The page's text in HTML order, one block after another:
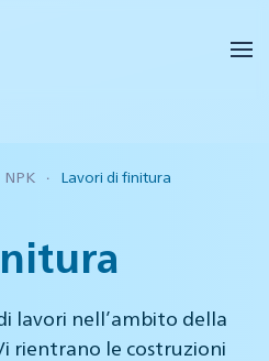
NPK Lavori di finitura
lavori nell’ambito della
rientrano le costruzioni